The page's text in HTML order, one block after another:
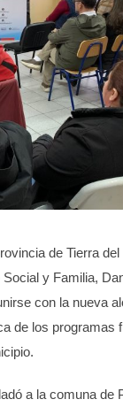
de Tierra del
y Familia,
con la nueva
de los programas
a la comuna de